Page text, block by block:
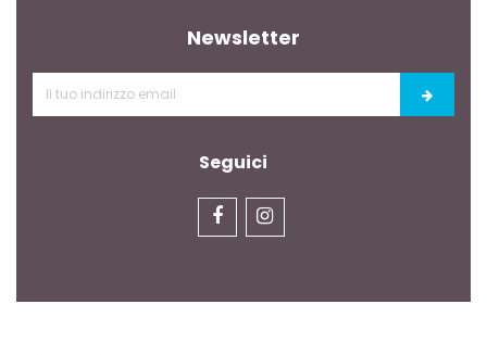
Newsletter
Seguici